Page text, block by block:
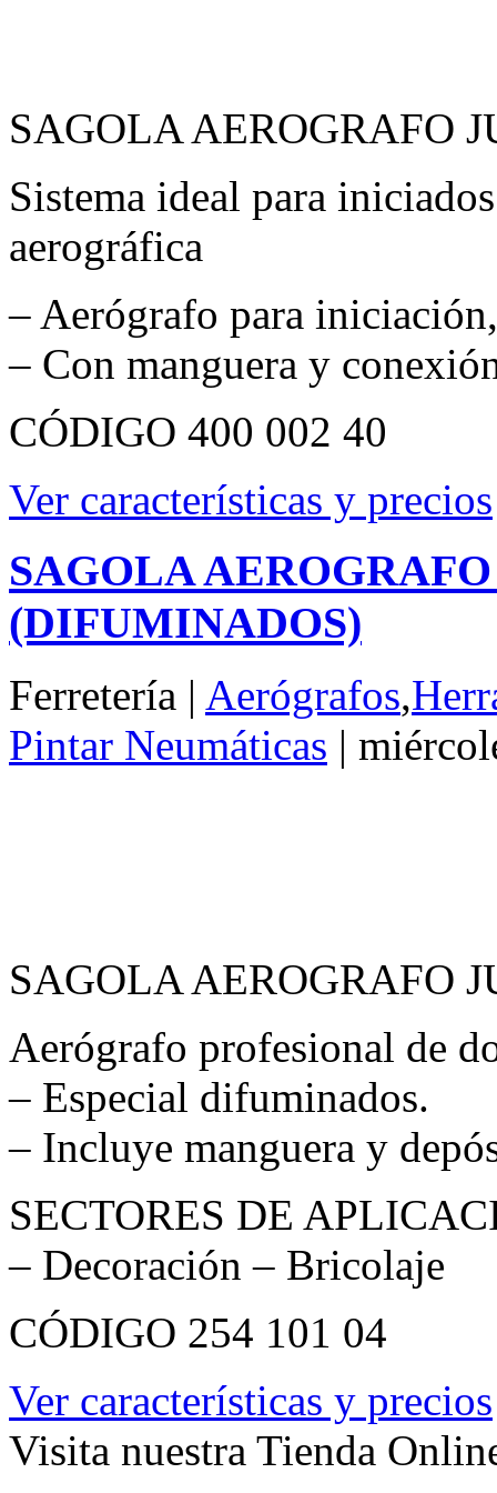
– Aerógrafo para
– Con manguera y
CÓDIGO 400 002 40
Ver características y precios
SAGOLA
(DIFUMINADOS)
Ferretería |Aerógrafos,
Pintar Neumáticas|
– Incluye manguera y
SECTORES DE
– Decoración – Bricolaje
CÓDIGO 254 101 04
Ver características y precios
Visita nuestra Tienda
Ferretería Ferrsada, S.L.
Mercantil de La Coruña
Cif B-15263627 Telf-Fax: